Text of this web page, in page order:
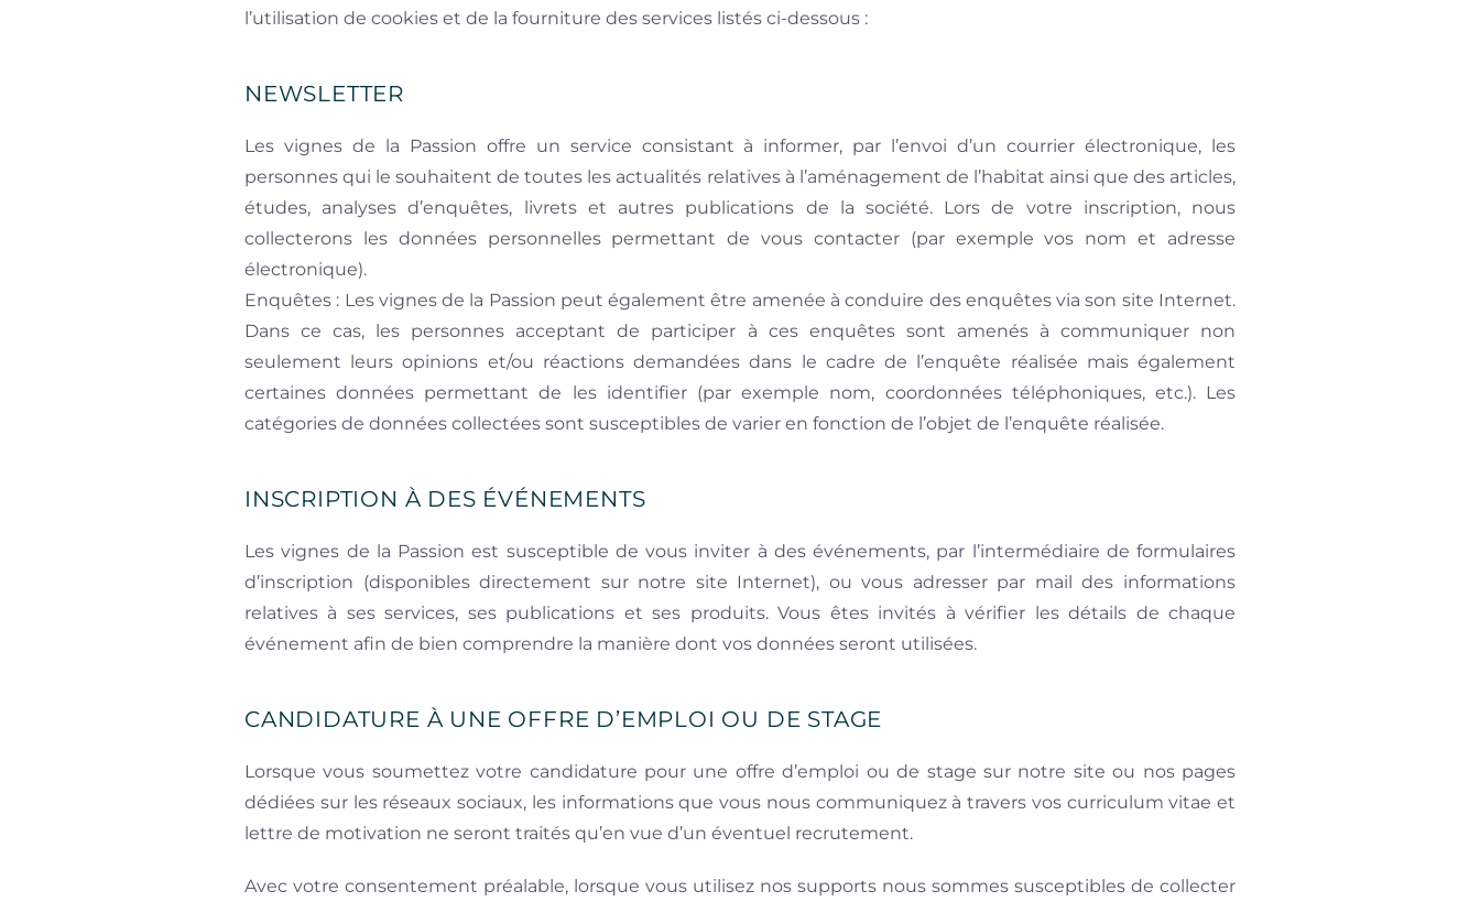
l’utilisation de cookies et de la fourniture des services listés ci-dessous :
NEWSLETTER
Les vignes de la Passion offre un service consistant à informer, par l’envoi d’un courrier électronique, les
personnes qui le souhaitent de toutes les actualités relatives à l’aménagement de l’habitat ainsi que des articles,
études, analyses d’enquêtes, livrets et autres publications de la société. Lors de votre inscription, nous
collecterons les données personnelles permettant de vous contacter (par exemple vos nom et adresse
électronique).
Enquêtes : Les vignes de la Passion peut également être amenée à conduire des enquêtes via son site Internet.
Dans ce cas, les personnes acceptant de participer à ces enquêtes sont amenés à communiquer non
seulement leurs opinions et/ou réactions demandées dans le cadre de l’enquête réalisée mais également
certaines données permettant de les identifier (par exemple nom, coordonnées téléphoniques, etc.). Les
catégories de données collectées sont susceptibles de varier en fonction de l’objet de l’enquête réalisée.
INSCRIPTION À DES ÉVÉNEMENTS
Les vignes de la Passion est susceptible de vous inviter à des événements, par l’intermédiaire de formulaires
d’inscription (disponibles directement sur notre site Internet), ou vous adresser par mail des informations
relatives à ses services, ses publications et ses produits. Vous êtes invités à vérifier les détails de chaque
événement afin de bien comprendre la manière dont vos données seront utilisées.
CANDIDATURE À UNE OFFRE D’EMPLOI OU DE STAGE
Lorsque vous soumettez votre candidature pour une offre d’emploi ou de stage sur notre site ou nos pages
dédiées sur les réseaux sociaux, les informations que vous nous communiquez à travers vos curriculum vitae et
lettre de motivation ne seront traités qu’en vue d’un éventuel recrutement.
Avec votre consentement préalable, lorsque vous utilisez nos supports nous sommes susceptibles de collecter